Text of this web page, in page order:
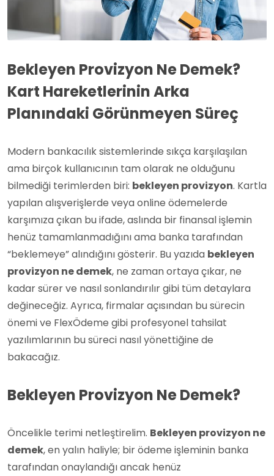
Bekleyen Provizyon Ne Demek?
Kart Hareketlerinin Arka
Planındaki Görünmeyen Süreç
Modern bankacılık sistemlerinde sıkça karşılaşılan
ama birçok kullanıcının tam olarak ne olduğunu
bilmediği terimlerden biri: bekleyen provizyon. Kartla
yapılan alışverişlerde veya online ödemelerde
karşımıza çıkan bu ifade, aslında bir finansal işlemin
henüz tamamlanmadığını ama banka tarafından
“beklemeye” alındığını gösterir. Bu yazıda bekleyen
provizyon ne demek, ne zaman ortaya çıkar, ne
kadar sürer ve nasıl sonlandırılır gibi tüm detaylara
değineceğiz. Ayrıca, firmalar açısından bu sürecin
önemi ve FlexÖdeme gibi profesyonel tahsilat
yazılımlarının bu süreci nasıl yönettiğine de
bakacağız.
Bekleyen Provizyon Ne Demek?
Öncelikle terimi netleştirelim. Bekleyen provizyon ne
demek, en yalın haliyle; bir ödeme işleminin banka
tarafından onaylandığı ancak henüz